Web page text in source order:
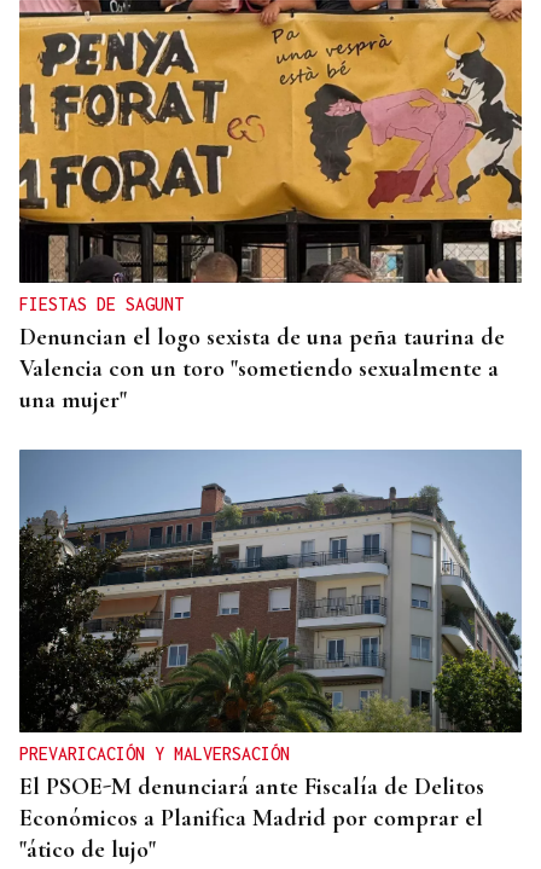
MOVILIDAD VERANO
Un coche todo el verano por 16.32 euros,
entregado en tu puerta
FIESTAS DE SAGUNT
Denuncian el logo sexista de una peña taurina de
Valencia con un toro "sometiendo sexualmente a
una mujer"
PREVARICACIÓN Y MALVERSACIÓN
El PSOE-M denunciará ante Fiscalía de Delitos
Económicos a Planifica Madrid por comprar el
"ático de lujo"